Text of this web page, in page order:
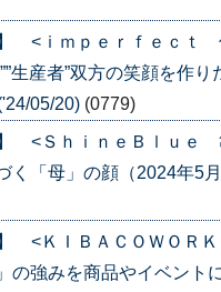
】 <ｉｍｐｅｒｆｅｃｔ
生産者”双方の笑顔を作り
05/20) (0779)
】 <ＳｈｉｎｅＢｌｕｅ
「母」の顔（2024年5
】 <ＫＩＢＡＣＯＷＯＲ
強みを商品やイベント